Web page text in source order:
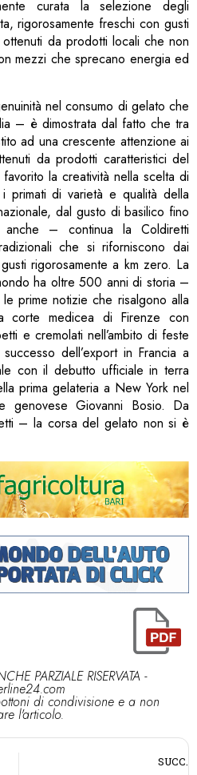
curata la selezione degli
rigorosamente freschi con gusti
da prodotti locali che non
mezzi che sprecano energia ed
nel consumo di gelato che
– è dimostrata dal fatto che tra
ad una crescente attenzione ai
da prodotti caratteristici del
la creatività nella scelta di
primati di varietà e qualità della
dal gusto di basilico fino
– continua la Coldiretti
che si riforniscono dai
rigorosamente a km zero. La
ha oltre 500 anni di storia –
prime notizie che risalgono alla
corte medicea di Firenze con
e cremolati nell’ambito di feste
dell’export in Francia a
con il debutto ufficiale in terra
prima gelateria a New York nel
genovese Giovanni Bosio. Da
– la corsa del gelato non si è
PARZIALE RISERVATA -
di condivisione e a non
l'articolo.
SUCC.